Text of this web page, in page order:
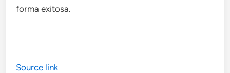
forma exitosa.
Source link